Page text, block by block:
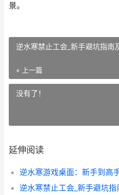
景。
逆水寒禁止工会_新手避坑指南
« 上一篇
没有了！
延伸阅读
逆水寒游戏桌面：新手到高
逆水寒禁止工会_新手避坑